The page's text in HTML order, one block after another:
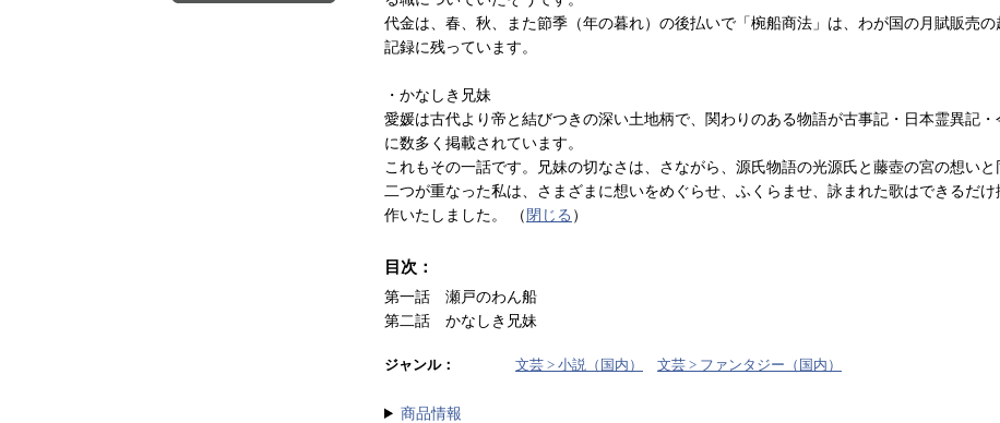
代金は、春、秋、また節季（年の暮れ）の後払いで「椀船商法」は、わが国の月賦販売の
記録に残っています。
・かなしき兄妹
愛媛は古代より帝と結びつきの深い土地柄で、関わりのある物語が古事記・日本霊異記・
に数多く掲載されています。
これもその一話です。兄妹の切なさは、さながら、源氏物語の光源氏と藤壺の宮の想いと
二つが重なった私は、さまざまに想いをめぐらせ、ふくらませ、詠まれた歌はできるだけ
作いたしました。
（ 閉じる ）
目次：
第一話 瀬戸のわん船
第二話 かなしき兄妹
ジャンル： 文芸 > 小説（国内） 文芸 > ファンタジー（国内）
商品情報